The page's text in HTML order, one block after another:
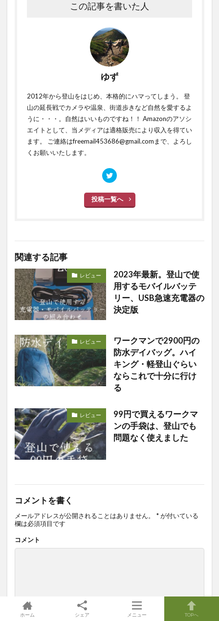
この記事を書いた人
ゆず
2012年から登山をはじめ、本格的にハマってしまう。 登
山の延長戦でカメラや温泉、街道歩きなど自然を愛するよ
うに・・・。自然はいいものですね！！ Amazonのアソシ
エイトとして、当メディアは適格販売により収入を得てい
ます。 ご連絡はfreemail453686@gmail.comまで、よろし
くお願いいたします。
投稿一覧へ
関連する記事
レビュー
2023年最新。登山で使
用するモバイルバッテ
リー、USB急速充電器の
決定版
レビュー
ワークマンで2900円の
防水デイバッグ。ハイ
キング・軽登山ぐらい
ならこれで十分に行け
る
レビュー
99円で買えるワークマ
ンの手袋は、登山でも
問題なく使えました
コメントを書く
メールアドレスが公開されることはありません。 *が付いている
欄は必須項目です
コメント
ホーム シェア メニュー TOPへ